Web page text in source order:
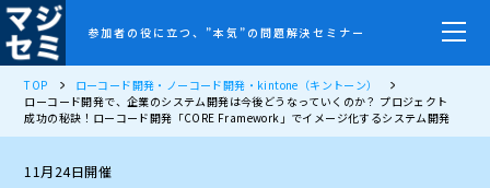
参加者の役に立つ、”本気”の問題解決セミナー
TOP
ローコード開発・ノーコード開発・kintone（キントーン）
ローコード開発で、企業のシステム開発は今後どうなっていくのか？ プロジェクト
成功の秘訣！ローコード開発「CORE Framework」でイメージ化するシステム開発
11月24日開催